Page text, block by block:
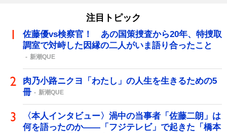
注目トピック
佐藤優vs検察官！ あの国策捜査から20年、特捜取
調室で対峙した因縁の二人がいま語り合ったこと
新潮QUE
肉乃小路ニクヨ「わたし」の人生を生きるための5
冊
新潮QUE
〈本人インタビュー〉渦中の当事者「佐藤二朗」は
何を語ったのか――「フジテレビ」で起きた「橋本